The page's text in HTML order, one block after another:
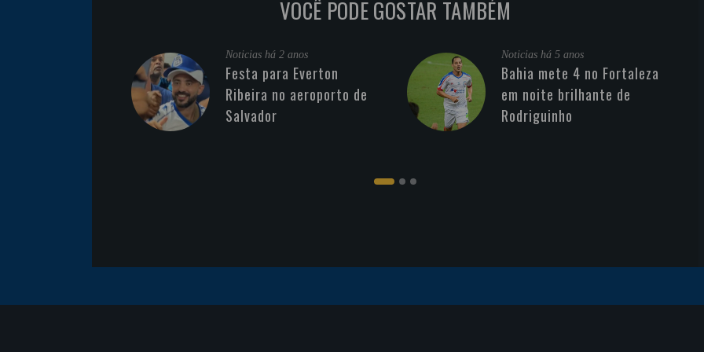
VOCÊ PODE GOSTAR TAMBÉM
Noticias há 2 anos
Festa para Everton
Ribeira no aeroporto de
Salvador
Noticias há 5 anos
Bahia mete 4 no Fortaleza
em noite brilhante de
Rodriguinho